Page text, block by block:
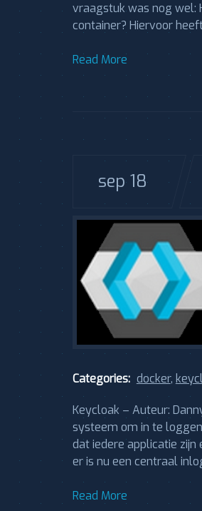
vraagstuk was nog wel:
container? Hiervoor
Read More
sep 18
Categories: docker,
Keycloak – Auteur:
systeem om in te
dat iedere applicatie
er is nu een centraal
Read More